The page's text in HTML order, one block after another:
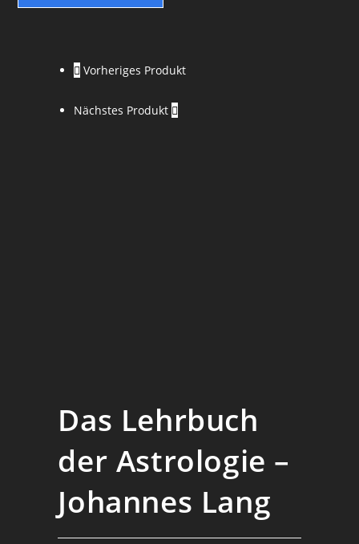
Astrologie
Vorheriges Produkt
Nächstes Produkt
Das Lehrbuch
der Astrologie –
Johannes Lang